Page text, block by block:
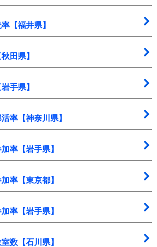
【福井県】
田県】
手県】
率【神奈川県】
率【岩手県】
率【東京都】
率【岩手県】
数【石川県】